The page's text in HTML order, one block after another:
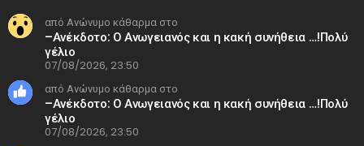
από Ανώνυμο κάθαρμα στο
–Ανέκδοτο: Ο Ανωγειανός και η κακή συνήθεια …!Πολύ
γέλιο
07/08/2026, 23:50
από Ανώνυμο κάθαρμα στο
–Ανέκδοτο: Ο Ανωγειανός και η κακή συνήθεια …!Πολύ
γέλιο
07/08/2026, 23:50